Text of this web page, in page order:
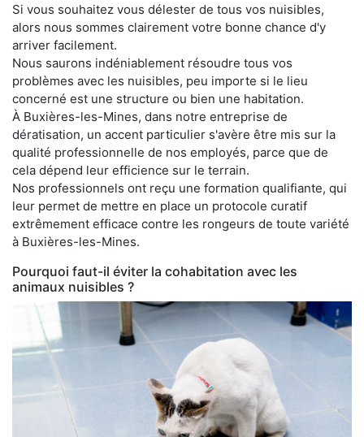
Si vous souhaitez vous délester de tous vos nuisibles,
alors nous sommes clairement votre bonne chance d'y
arriver facilement.
Nous saurons indéniablement résoudre tous vos
problèmes avec les nuisibles, peu importe si le lieu
concerné est une structure ou bien une habitation.
À Buxières-les-Mines, dans notre entreprise de
dératisation, un accent particulier s'avère être mis sur la
qualité professionnelle de nos employés, parce que de
cela dépend leur efficience sur le terrain.
Nos professionnels ont reçu une formation qualifiante, qui
leur permet de mettre en place un protocole curatif
extrêmement efficace contre les rongeurs de toute variété
à Buxières-les-Mines.
Pourquoi faut-il éviter la cohabitation avec les
animaux nuisibles ?